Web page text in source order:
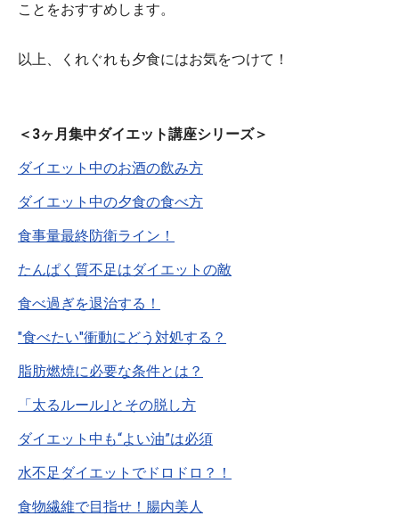
ことをおすすめします。
以上、くれぐれも夕食にはお気をつけて！
＜3ヶ月集中ダイエット講座シリーズ＞
ダイエット中のお酒の飲み方
ダイエット中の夕食の食べ方
食事量最終防衛ライン！
たんぱく質不足はダイエットの敵
食べ過ぎを退治する！
"食べたい"衝動にどう対処する？
脂肪燃焼に必要な条件とは？
「太るルール｣とその脱し方
ダイエット中も“よい油”は必須
水不足ダイエットでドロドロ？！
食物繊維で目指せ！腸内美人